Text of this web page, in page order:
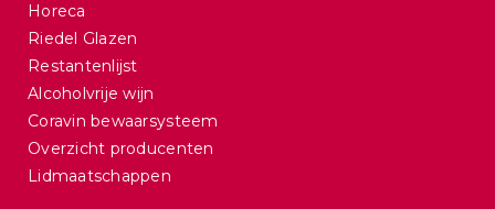
Horeca
Riedel Glazen
Restantenlijst
Alcoholvrije wijn
Coravin bewaarsysteem
Overzicht producenten
Lidmaatschappen